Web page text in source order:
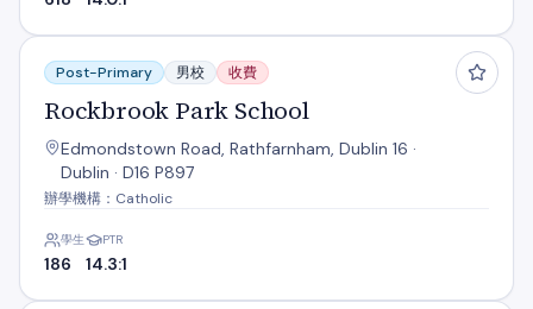
Rockbrook Park School
Post-Primary 男校 收費
Rockbrook Park School
Edmondstown Road, Rathfarnham, Dublin 16 ·
Dublin · D16 P897
辦學機構：Catholic
學生
186
PTR
14.3:1